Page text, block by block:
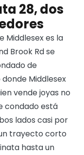
28, dos
Middlesex es la
Brook Rd se
de
donde Middlesex
vende joyas no
condado está
lados casi por
trayecto corto
hasta un